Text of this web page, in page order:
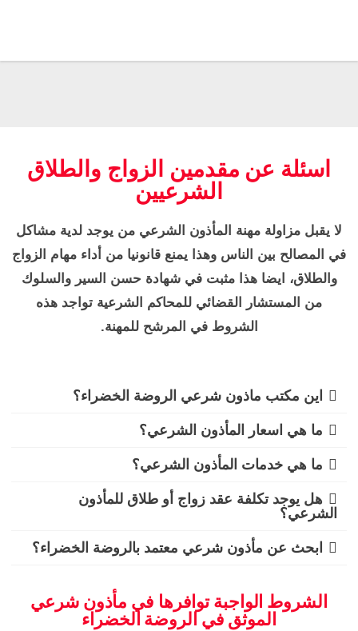
اسئلة عن مقدمين الزواج والطلاق
الشرعيين
لا يقبل مزاولة مهنة المأذون الشرعي من يوجد لدية مشاكل
في المصالح بين الناس وهذا يمنع قانونيا من أداء مهام الزواج
والطلاق، ايضا هذا مثبت في شهادة حسن السير والسلوك
من المستشار القضائي للمحاكم الشرعية تواجد هذه
الشروط في المرشح للمهنة.
اين مكتب ماذون شرعي الروضة الخضراء؟
ما هي اسعار المأذون الشرعي؟
ما هي خدمات المأذون الشرعي؟
هل يوجد تكلفة عقد زواج أو طلاق للمأذون
الشرعي؟
ابحث عن مأذون شرعي معتمد بالروضة الخضراء؟
الشروط الواجبة توافرها في مأذون شرعي
الموثق في الروضة الخضراء